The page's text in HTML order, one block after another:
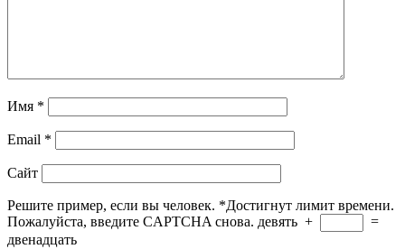
Имя *
Email *
Сайт
Решите пример, если вы человек. *Достигнут лимит времени.
Пожалуйста, введите CAPTCHA снова. девять +
=
двенадцать